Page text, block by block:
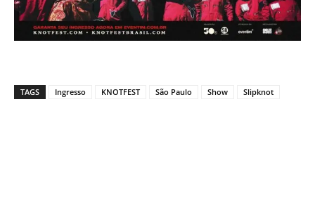
TAGS Ingresso KNOTFEST São Paulo Show Slipknot